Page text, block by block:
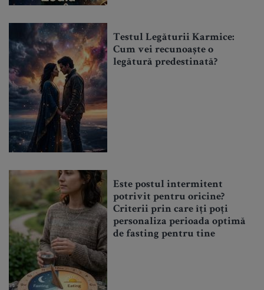
Testul Legăturii Karmice:
Cum vei recunoaște o
legătură predestinată?
Este postul intermitent
potrivit pentru oricine?
Criterii prin care îți poți
personaliza perioada optimă
de fasting pentru tine